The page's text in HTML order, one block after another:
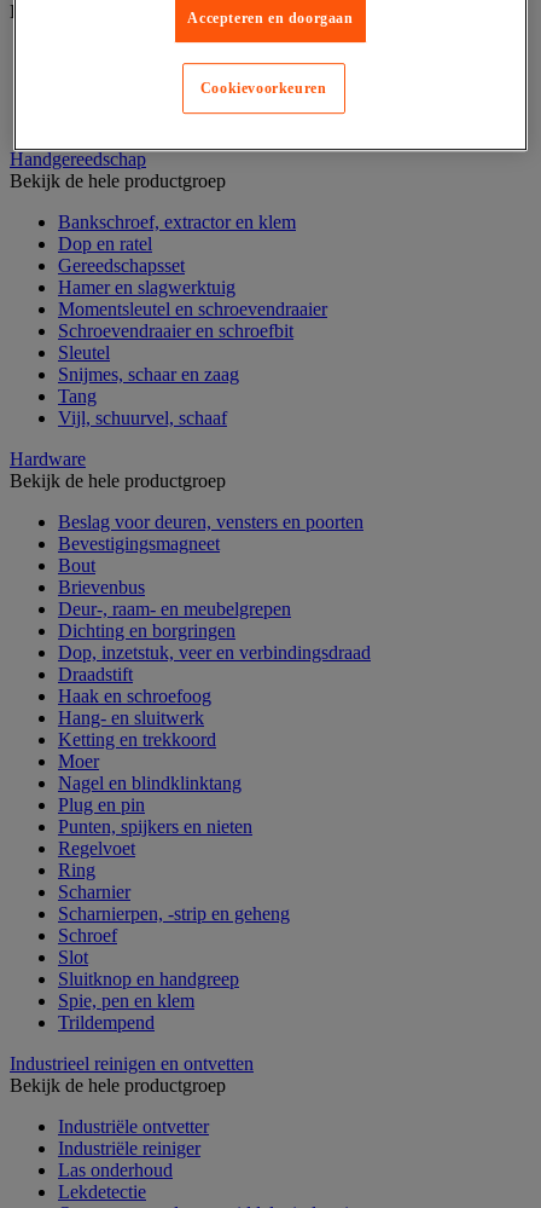
Bekijk de hele productgroep
Gereedschapskoffer en versterkte kist
Verrijdbare werktafel
Handgereedschap
Bekijk de hele productgroep
Bankschroef, extractor en klem
Dop en ratel
Gereedschapsset
Hamer en slagwerktuig
Momentsleutel en schroevendraaier
Schroevendraaier en schroefbit
Sleutel
Snijmes, schaar en zaag
Tang
Vijl, schuurvel, schaaf
Hardware
Bekijk de hele productgroep
Beslag voor deuren, vensters en poorten
Bevestigingsmagneet
Bout
Brievenbus
Deur-, raam- en meubelgrepen
Dichting en borgringen
Dop, inzetstuk, veer en verbindingsdraad
Draadstift
Haak en schroefoog
Hang- en sluitwerk
Ketting en trekkoord
Moer
Nagel en blindklinktang
Plug en pin
Punten, spijkers en nieten
Regelvoet
Ring
Scharnier
Scharnierpen, -strip en geheng
Schroef
Slot
Sluitknop en handgreep
Spie, pen en klem
Trildempend
Industrieel reinigen en ontvetten
Bekijk de hele productgroep
Industriële ontvetter
Industriële reiniger
Las onderhoud
Lekdetectie
Accepteren en doorgaan
Cookievoorkeuren